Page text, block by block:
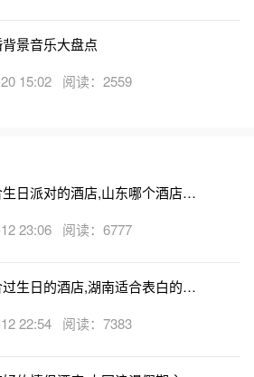
――周华健
――许茹芸
景音乐大盘点
15:02 阅读：2559
日派对的酒店,山东哪个酒店有
23:06 阅读：6777
生日的酒店,湖南适合表白的酒
22:54 阅读：7383